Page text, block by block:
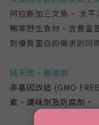
阿拉斯加三文魚、 太
鴨等野生食材，含豐富
對優質蛋白的需求的同
純天然、無添加
非基因改造 (GMO
素 、調味劑及防腐劑。